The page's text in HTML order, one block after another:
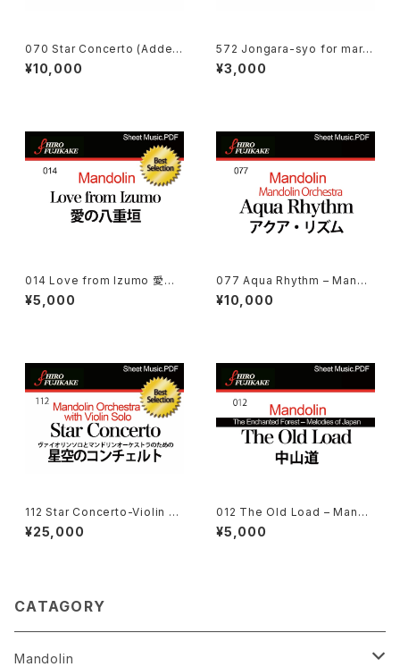
070 Star Concerto (Added
percussion, flute and clari
net ) 星空のコンチェルト（打楽
¥10,000
572 Jongara-syo for mari
mba with piano
¥3,000
014 Love from Izumo 愛の
八重垣
¥5,000
077 Aqua Rhythm – Mando
lin Orchestra (アクア·リズム
（マンドリン合奏の為の）)
¥10,000
112 Star Concerto-Violin ヴ
ァイオリンソロとマンドリンオー
ケストラ のための星空のコンチ
¥25,000
012 The Old Load – Mando
lin Orchestra (中山道)
¥5,000
CATAGORY
Mandolin